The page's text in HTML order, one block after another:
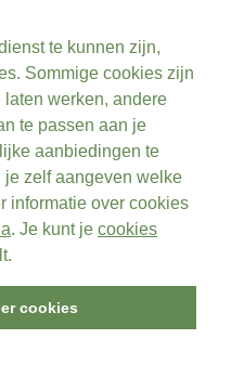
te kunnen zijn,
Sommige cookies zijn
werken, andere
te passen aan je
aanbiedingen te
je zelf aangeven welke
informatie over cookies
. Je kunt je cookies
cookies